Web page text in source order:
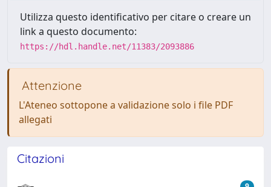
Utilizza questo identificativo per citare o creare un
link a questo documento:
https://hdl.handle.net/11383/2093886
Attenzione
L'Ateneo sottopone a validazione solo i file PDF
allegati
Citazioni